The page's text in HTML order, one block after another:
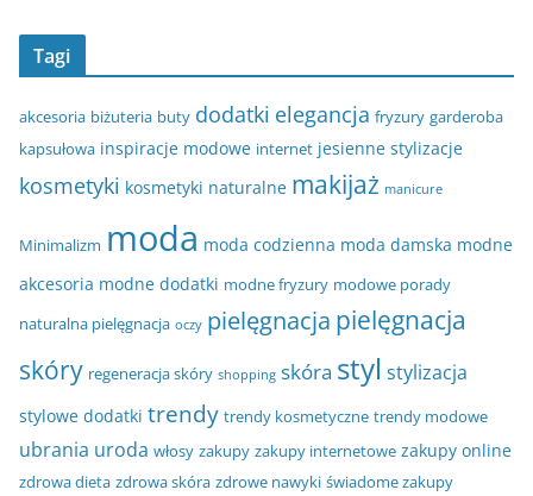
Tagi
akcesoria biżuteria buty dodatki elegancja fryzury garderoba
kapsułowa inspiracje modowe internet jesienne stylizacje
kosmetyki kosmetyki naturalne makijaż manicure
Minimalizm moda moda codzienna moda damska modne
akcesoria modne dodatki modne fryzury modowe porady
naturalna pielęgnacja oczy pielęgnacja pielęgnacja
skóry regeneracja skóry shopping skóra styl stylizacja
stylowe dodatki trendy trendy kosmetyczne trendy modowe
ubrania uroda włosy zakupy zakupy internetowe zakupy online
zdrowa dieta zdrowa skóra zdrowe nawyki świadome zakupy